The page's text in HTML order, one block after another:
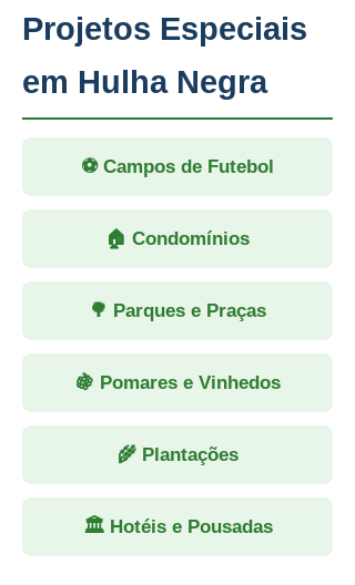
Projetos Especiais
em Hulha Negra
⚽ Campos de Futebol
🏠 Condomínios
🌳 Parques e Praças
🍇 Pomares e Vinhedos
🌾 Plantações
🏛 Hotéis e Pousadas